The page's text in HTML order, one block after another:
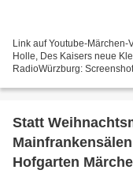
Link auf Youtube-
Holle, Des Kaisers neue
RadioWürzburg:
Statt
Hofgarten